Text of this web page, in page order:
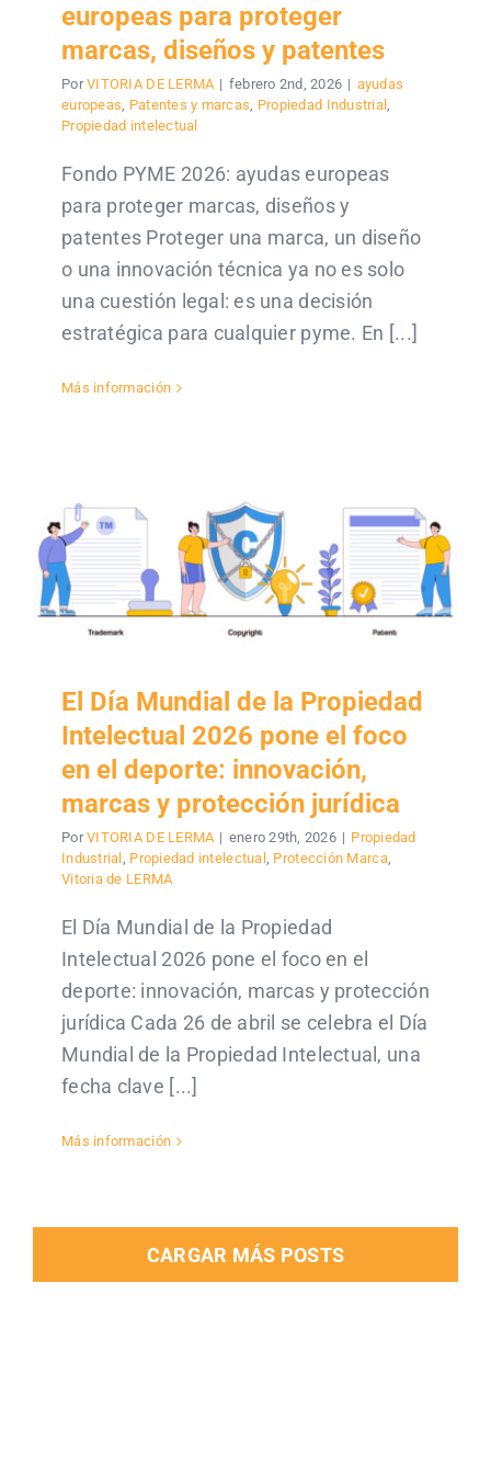
europeas para proteger
marcas, diseños y patentes
PorVITORIA DE LERMA | febrero 2nd, 2026 | ayudas
europeas, Patentes y marcas, Propiedad Industrial,
Propiedad intelectual
Fondo PYME 2026: ayudas europeas
para proteger marcas, diseños y
patentes Proteger una marca, un diseño
o una innovación técnica ya no es solo
una cuestión legal: es una decisión
estratégica para cualquier pyme. En [...]
Más información
El Día Mundial de la Propiedad
Intelectual 2026 pone el foco
en el deporte: innovación,
marcas y protección jurídica
PorVITORIA DE LERMA | enero 29th, 2026 | Propiedad
Industrial , Propiedad intelectual , Protección Marca,
Vitoria de LERMA
El Día Mundial de la Propiedad
Intelectual 2026 pone el foco en el
deporte: innovación, marcas y protección
jurídica Cada 26 de abril se celebra el Día
Mundial de la Propiedad Intelectual, una
fecha clave [...]
Más información
CARGAR MÁS POSTS